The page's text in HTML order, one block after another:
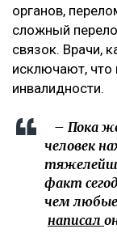
органов,
сложный
связок. Врачи,
исключают, что
инвалидности.
– Пока
человек
факт
чем любые
написал